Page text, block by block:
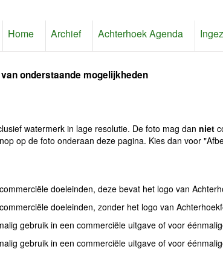
Home Archief Achterhoek Agenda
onderstaande mogelijkheden
watermerk in lage resolutie. De foto mag dan niet
op de foto onderaan deze pagina. Kies dan voor
doeleinden, deze bevat het logo van
doeleinden, zonder het logo van
gebruik in een commerciële uitgave of voor
gebruik in een commerciële uitgave of voor